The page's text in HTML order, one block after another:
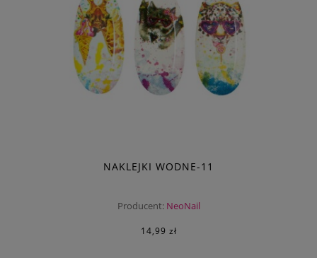
NAKLEJKI WODNE-11
Producent: NeoNail
14,99 zł